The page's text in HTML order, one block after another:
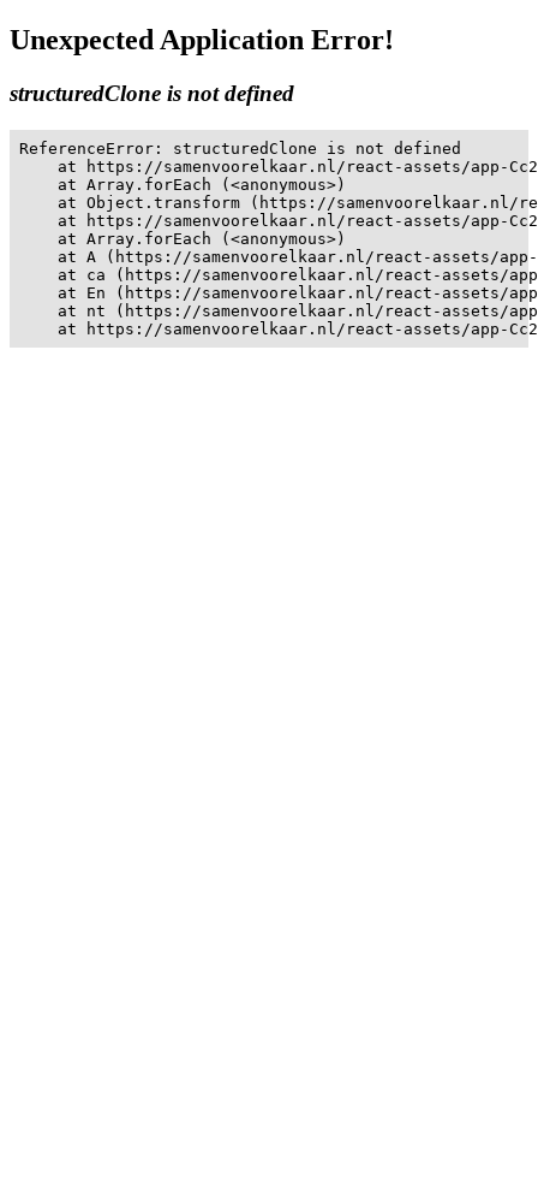
Unexpected Application Error!
structuredClone is not defined
ReferenceError: structuredClone is not defined
at https://samenvoorelkaar.nl/react-assets/app-
    at Array.forEach (<anonymous>)
at Object.transform (https://samenvoorelkaar.nl/
at https://samenvoorelkaar.nl/react-assets/app-
    at Array.forEach (<anonymous>)
at A (https://samenvoorelkaar.nl/react-assets/
at ca (https://samenvoorelkaar.nl/react-assets/
at En (https://samenvoorelkaar.nl/react-assets/
at nt (https://samenvoorelkaar.nl/react-assets/
at https://samenvoorelkaar.nl/react-assets/app-